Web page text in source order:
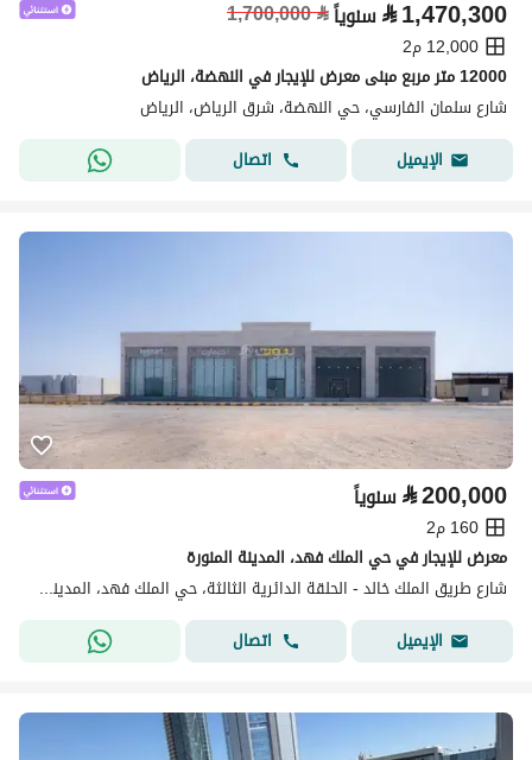
⃁1,470,300 سنوياً⃁
1,700,000
12,000 م2
12000 متر مربع مبنى معرض للإيجار في النهضة، الرياض
شارع سلمان الفارسي، حي النهضة، شرق الرياض، الرياض
الإيميل
اتصال
⃁200,000 سنوياً
160 م2
معرض للإيجار في حي الملك فهد، المدينة المنورة
شارع طريق الملك خالد - الحلقة الدائرية الثالثة، حي الملك فهد، المدينة المنورة
الإيميل
اتصال